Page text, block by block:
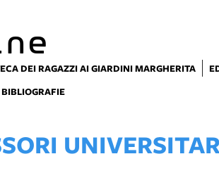
DEI RAGAZZI AI GIARDINI MARGHERITA
BIBLIOGRAFIE